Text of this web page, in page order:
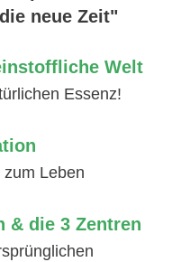
neue Zeit"
Welt
Essenz!
Leben
& die 3 Zentren